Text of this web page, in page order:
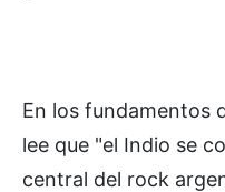
En los fundamentos
lee que "el Indio se
central del rock